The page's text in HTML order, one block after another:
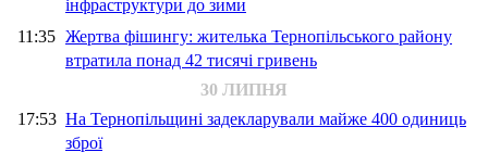
інфраструктури до зими
11:35 Жертва фішингу: жителька Тернопільського району
втратила понад 42 тисячі гривень
30 ЛИПНЯ
17:53 На Тернопільщині задекларували майже 400 одиниць
зброї